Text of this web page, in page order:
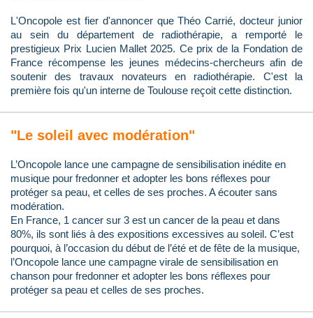
L'Oncopole est fier d'annoncer que Théo Carrié, docteur junior
au sein du département de radiothérapie, a remporté le
prestigieux Prix Lucien Mallet 2025. Ce prix de la Fondation de
France récompense les jeunes médecins-chercheurs afin de
soutenir des travaux novateurs en radiothérapie. C'est la
première fois qu'un interne de Toulouse reçoit cette distinction.
"Le soleil avec modération"
L’Oncopole lance une campagne de sensibilisation inédite en
musique pour fredonner et adopter les bons réflexes pour
protéger sa peau, et celles de ses proches. A écouter sans
modération.
En France, 1 cancer sur 3 est un cancer de la peau et dans
80%, ils sont liés à des expositions excessives au soleil. C’est
pourquoi, à l’occasion du début de l’été et de fête de la musique,
l’Oncopole lance une campagne virale de sensibilisation en
chanson pour fredonner et adopter les bons réflexes pour
protéger sa peau et celles de ses proches.